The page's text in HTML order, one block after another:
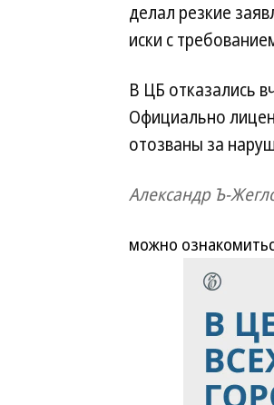
делал резкие
иски с
В ЦБ отказались
Официально
отозваны за
Александр Ъ-
можно